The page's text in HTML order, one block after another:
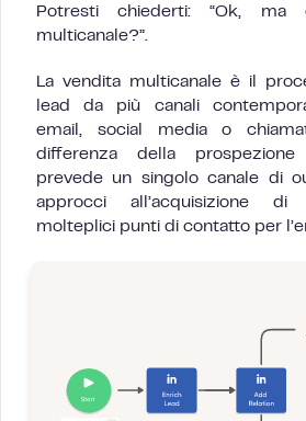
Potresti chiederti: “Ok, ma
multicanale?”.
La vendita multicanale è il
lead da più canali
email, social media o
differenza della
prevede un singolo canale di
approcci all’acquisizione
molteplici punti di contatto per